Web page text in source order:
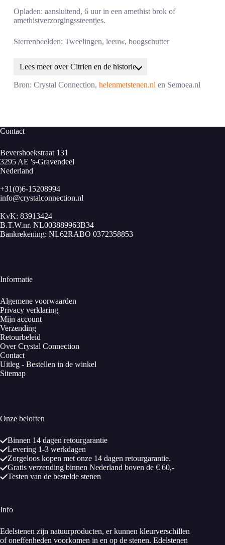
Opladen: aansluitend, 6 uur in een amethist brok of
amethistverzorgingssteentjes.
Sterrenbeelden: Tweelingen, leeuw, boogschutter
Lees meer over Citrien en de historie
Citrien behoort tot de kwartsfamilie en wordt net als
bergkristal gevonden in klusters met punten.
Transparantie: doorzichtig, doorschijnend
Splijtbaarheid: geen
Dichtheid: 2,63 – 2,65
Kristalstelsel: trigonaal, hexagonaal
Vindplaatsen: Brazilië, Madagaskar en de nieuw GOS staten.
Historie/overlevering
Herkomst van de naam
Agricola heeft deze steen zo genoemd.
leefde van 1494 tot 1555, zoals zoveel wetenschappers uit die
tijd verlatijnsieerde hij zijn naam, dit was een veel
voorkomend gebruik temeer omdat bijna alle boeken in die
tijd in het Latijn geschreven werden.
geïnteresseerd in metalen en mineralen en schreef na
uitvoerige studies vervolgens een tweetal boeken. “De natura
Bron: Crystal Connection, helenmetstenen.nlen Semoea.nl
Contact
Bevershoekstraat 131
3295 AE 's-Gravendeel
Nederland
+31(0)6-15208994
info@crystalconnection.nl
KvK: 83913424
B.T.W.nr. NL003889963B34
Bankrekening: NL62RABO 0372358853
Informatie
Algemene voorwaarden
Privacy verklaring
Mijn account
Verzending
Retourbeleid
Over Crystal Connection
Contact
Uitleg - Bestellen in de winkel
Sitemap
Onze beloften
Binnen 14 dagen retourgarantie
Levering 1-3 werkdagen
Zorgeloos kopen met onze 14 dagen retourgarantie.
Gratis verzending binnen Nederland boven de € 60,-
Testen van de bestelde stenen
Info
Edelstenen zijn natuurproducten, er kunnen kleurverschillen
of oneffenheden voorkomen in en op de stenen. Edelstenen